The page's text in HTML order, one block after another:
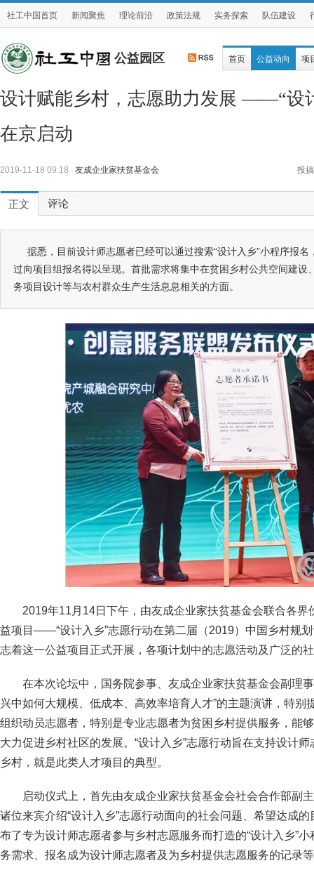
社工中国首页 新闻聚焦 理论前沿 政策法规 实务探索 队伍建设
公益园区 首页 公益动向 项
设计赋能乡村，志愿助力发展 ——“设
在京启动
2019-11-18 09:18 友成企业家扶贫基金会 投搞
正文 评论
据悉，目前设计师志愿者已经可以通过搜索“设计入乡”小程序报
过向项目组报名得以呈现。首批需求将集中在贫困乡村公共空间建设
务项目设计等与农村群众生产生活息息相关的方面。
2019年11月14日下午，由友成企业家扶贫基金会联合各
益项目——“设计入乡”志愿行动在第二届（2019）中国乡村规
志着这一公益项目正式开展，各项计划中的志愿活动及广泛的
在本次论坛中，国务院参事、友成企业家扶贫基金会副理
兴中如何大规模、低成本、高效率培育人才”的主题演讲，特别
组织动员志愿者，特别是专业志愿者为贫困乡村提供服务，能
大力促进乡村社区的发展。“设计入乡”志愿行动旨在支持设计
乡村，就是此类人才项目的典型。
启动仪式上，首先由友成企业家扶贫基金会社会合作部副
诸位来宾介绍“设计入乡”志愿行动面向的社会问题、希望达成
布了专为设计师志愿者参与乡村志愿服务而打造的“设计入乡”
务需求、报名成为设计师志愿者及为乡村提供志愿服务的记录